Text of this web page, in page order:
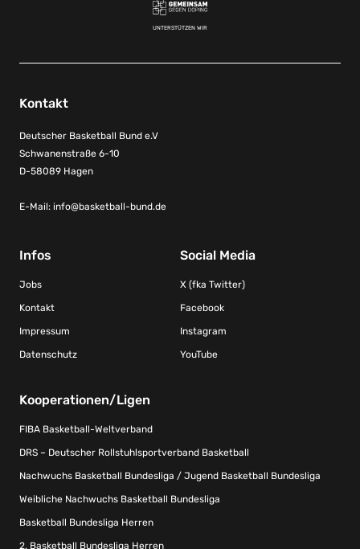
UNTERSTÜTZEN WIR
Kontakt
Deutscher Basketball Bund e.V
Schwanenstraße 6-10
D-58089 Hagen
E-Mail: info@basketball-bund.de
Infos
Jobs
Kontakt
Impressum
Datenschutz
Social Media
X (fka Twitter)
Facebook
Instagram
YouTube
Kooperationen/Ligen
FIBA Basketball-Weltverband
DRS – Deutscher Rollstuhlsportverband Basketball
Nachwuchs Basketball Bundesliga / Jugend Basketball Bundesliga
Weibliche Nachwuchs Basketball Bundesliga
Basketball Bundesliga Herren
2. Basketball Bundesliga Herren